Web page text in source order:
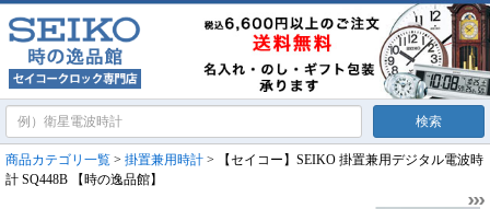
商品カテゴリ一覧 > 掛置兼用時計 > 【セイコー】SEIKO 掛置兼用デジタル電波時
計 SQ448B 【時の逸品館】